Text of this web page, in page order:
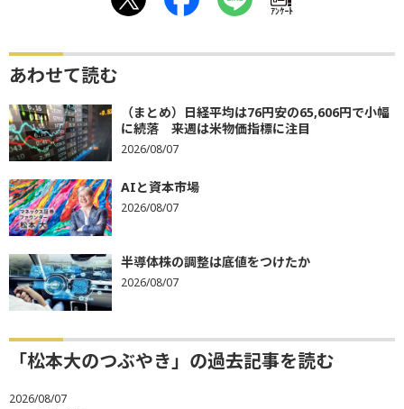
ｱﾝｹｰﾄ
あわせて読む
（まとめ）日経平均は76円安の65,606円で小幅
に続落 来週は米物価指標に注目
2026/08/07
AIと資本市場
2026/08/07
半導体株の調整は底値をつけたか
2026/08/07
「松本大のつぶやき」の過去記事を読む
2026/08/07